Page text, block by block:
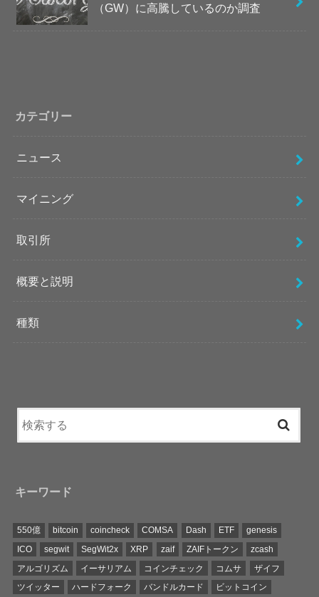
（GW）に高騰しているのか調査
カテゴリー
ニュース
マイニング
取引所
概要と説明
種類
キーワード
550億 bitcoin coincheck COMSA Dash ETF
genesis
ICO
segwit SegWit2x XRP zaif ZAIFトークン
zcash
アルゴリズム
イーサリアム コインチェック コムサ
ザイフ
ツイッター
ハードフォーク バンドルカード ビットコイン